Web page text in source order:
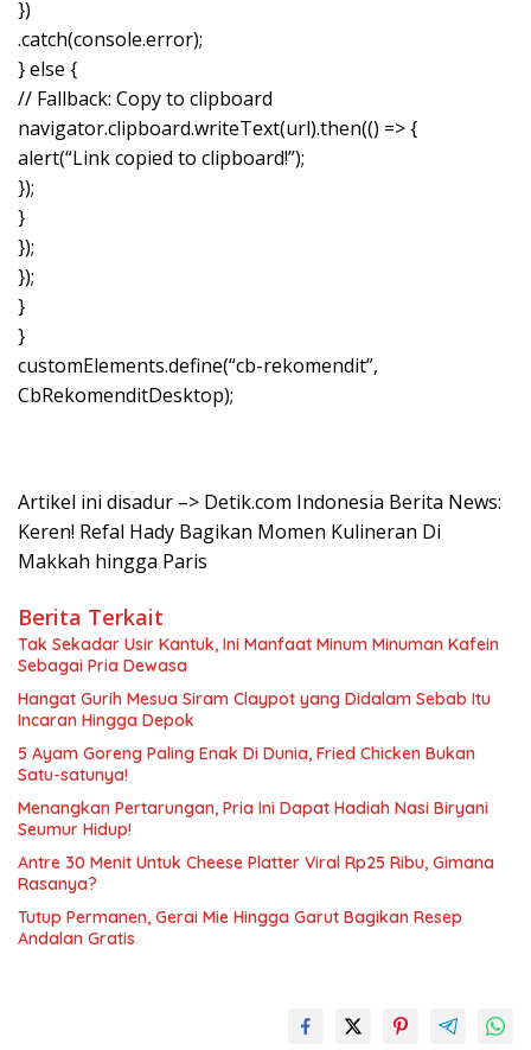
})
.catch(console.error);
} else {
// Fallback: Copy to clipboard
navigator.clipboard.writeText(url).then(() => {
alert(“Link copied to clipboard!”);
});
}
});
});
}
}
customElements.define(“cb-rekomendit”,
CbRekomenditDesktop);
Artikel ini disadur –> Detik.com Indonesia Berita News:
Keren! Refal Hady Bagikan Momen Kulineran Di
Makkah hingga Paris
Berita Terkait
Tak Sekadar Usir Kantuk, Ini Manfaat Minum Minuman Kafein
Sebagai Pria Dewasa
Hangat Gurih Mesua Siram Claypot yang Didalam Sebab Itu
Incaran Hingga Depok
5 Ayam Goreng Paling Enak Di Dunia, Fried Chicken Bukan
Satu-satunya!
Menangkan Pertarungan, Pria Ini Dapat Hadiah Nasi Biryani
Seumur Hidup!
Antre 30 Menit Untuk Cheese Platter Viral Rp25 Ribu, Gimana
Rasanya?
Tutup Permanen, Gerai Mie Hingga Garut Bagikan Resep
Andalan Gratis